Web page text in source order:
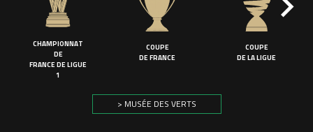
CHAMPIONNAT
DE
FRANCE DE LIGUE
1
COUPE
DE FRANCE
COUPE
DE LA LIGUE
> MUSÉE DES VERTS